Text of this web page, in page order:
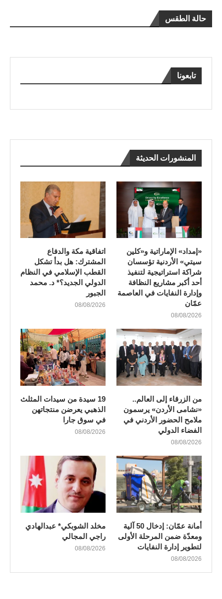
حالة الطقس
تابعونا
المنشورات الحديثة
«إمداد» الإماراتية و«كلين
سيتي» الأردنية تؤسسان
شراكة استراتيجية لتنفيذ
أحد أكبر مشاريع النظافة
وإدارة النفايات في العاصمة
عمّان
08/08/2026
اتفاقية مكة والدفاع
المشترك: هل بدأ تشكل
القطب الإسلامي في النظام
الدولي الجديد؟* د. محمد
الجبور
08/08/2026
من الزرقاء إلى العالم..
«نشامى الأردن» يرسمون
ملامح الحضور الأردني في
الفضاء الدولي
08/08/2026
19 سيدة من سيدات المثلث
الذهبي يعرضن منتجاتهن
في سوق جارا
08/08/2026
أمانة عمّان: إدخال 50 آلية
ومعدّة ضمن المرحلة الأولى
لتطوير إدارة النفايات
08/08/2026
مخلد الشوبكي* عبدالهادي
راجي المجالي
08/08/2026